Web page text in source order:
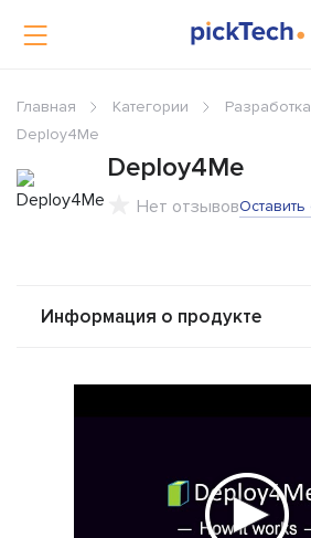
Главная Категории
Deploy4Me
Deploy4Me
Нет отзывовОставить
Информация о продукте